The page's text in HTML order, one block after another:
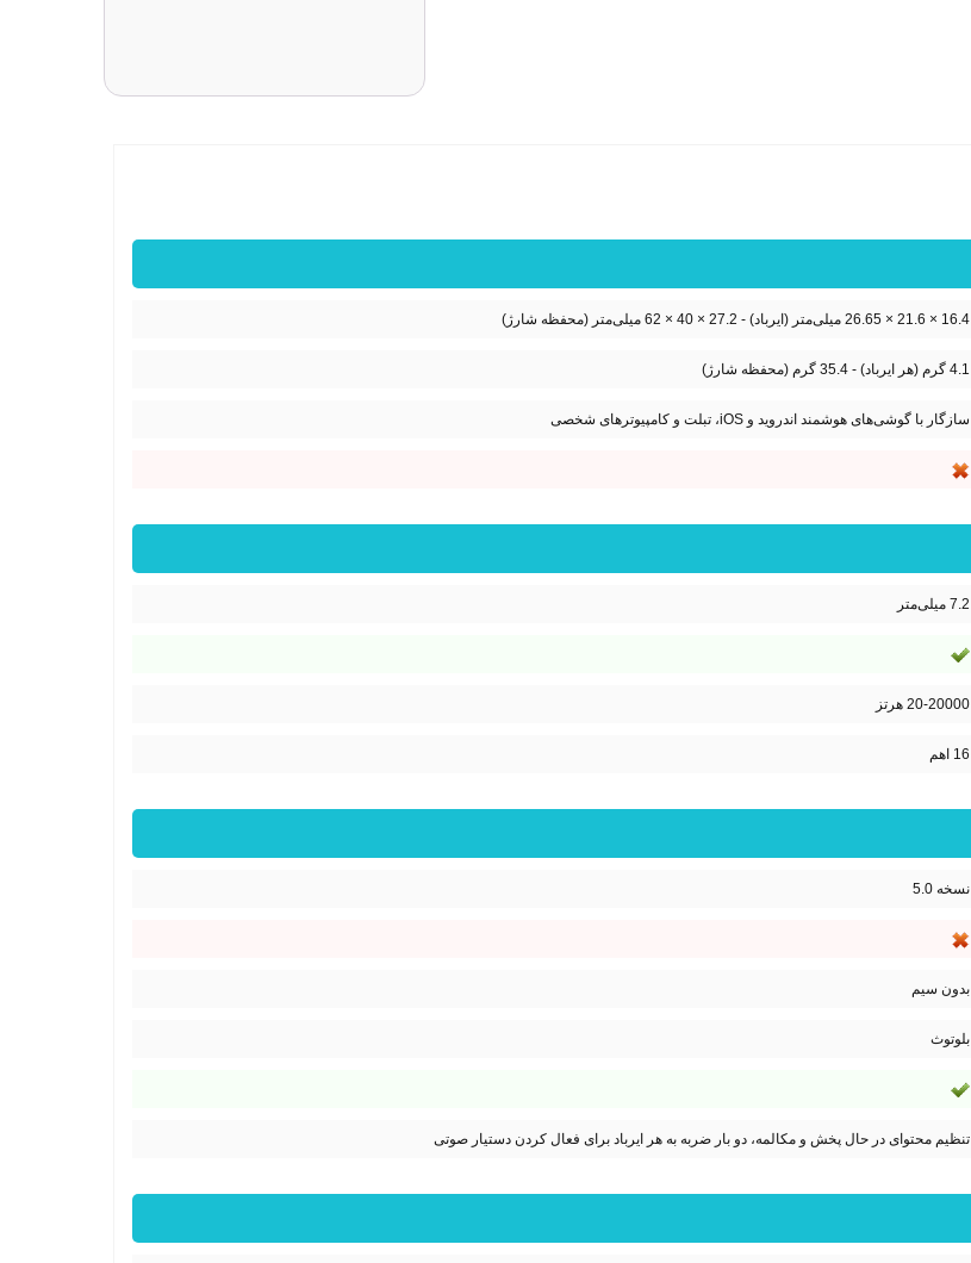
16.4 × 21.6 × 26.65 میلی‌‌متر (ایرباد) - 27.2 × 40 × 62 میلی‌‌متر (محفظه شارژ)
4.1 گرم (هر ایرباد) - 35.4 گرم (محفظه شارژ)
سازگار با گوشی‌های هوشمند اندروید و iOS، تبلت و کامپیوترهای شخصی
7.2 میلی‌متر
20-20000 هرتز
16 اهم
نسخه 5.0
بدون سیم
بلوتوث
تنظیم محتوای در حال پخش و مکالمه، دو بار ضربه به هر ایرباد برای فعال کردن دستیار صوتی